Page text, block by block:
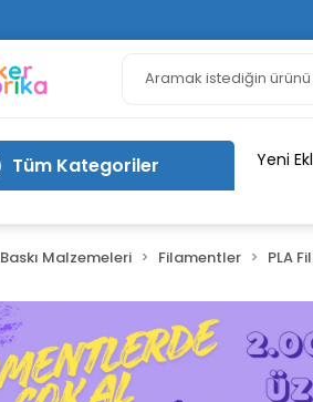
Tüm Kategoriler Yeni
Baskı Malzemeleri Filamentler PLA